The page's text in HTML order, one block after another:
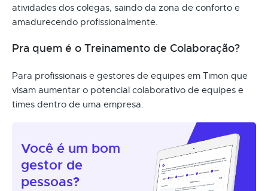
atividades dos colegas, saindo da zona de conforto e
amadurecendo profissionalmente.
Pra quem é o Treinamento de Colaboração?
Para profissionais e gestores de equipes em Timon que
visam aumentar o potencial colaborativo de equipes e
times dentro de uma empresa.
Você é um bom
gestor de
pessoas?